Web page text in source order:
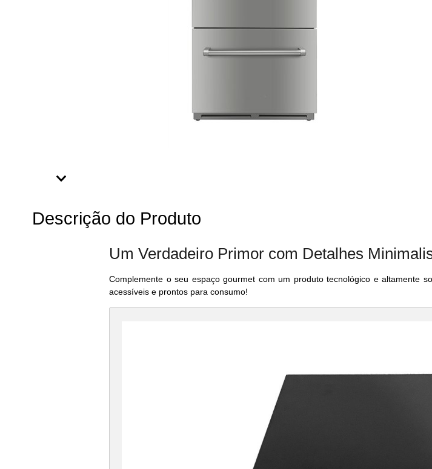
Descrição do Produto
Um Verdadeiro Primor com Detalhes
Complemente o seu espaço gourmet com um produto tecnológico e altamente
acessíveis e prontos para consumo!